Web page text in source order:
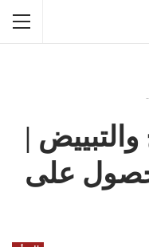
والتبييض |
على